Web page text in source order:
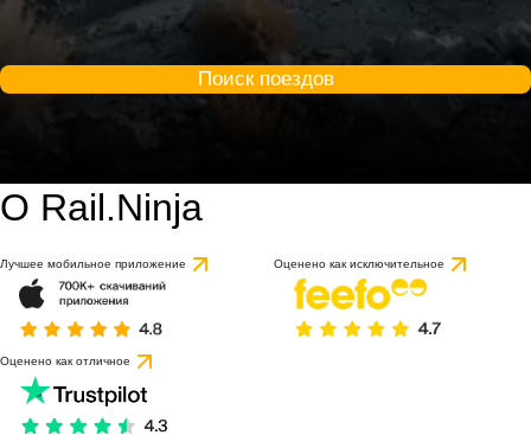
Поиск поездов
О Rail.Ninja
Лучшее мобильное приложение Оценено как исключительное
Оценено как отличное